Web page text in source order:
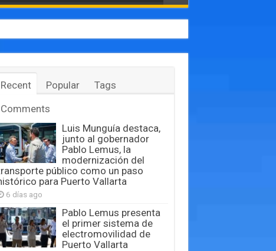
público como un paso histórico para Puerto Vallarta
Recent Popular
Tags
Comments
Luis Munguía destaca,
junto al gobernador
Pablo Lemus, la
modernización del
público como un paso
para Puerto Vallarta
6 días ago
Pablo Lemus presenta
el primer sistema de
electromovilidad de
Puerto Vallarta